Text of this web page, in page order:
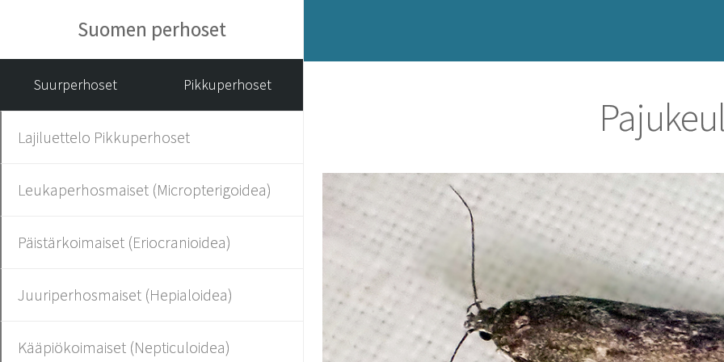
Suomen perhoset
Suurperhoset Pikkuperhoset
Lajiluettelo Pikkuperhoset
Leukaperhosmaiset (Micropterigoidea)
Päistärkoimaiset (Eriocranioidea)
Juuriperhosmaiset (Hepialoidea)
Kääpiökoimaiset (Nepticuloidea)